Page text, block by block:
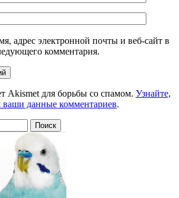
адрес электронной почты и веб-сайт в
комментария.
Akismet для борьбы со спамом. Узнайте,
ваши данные комментариев.